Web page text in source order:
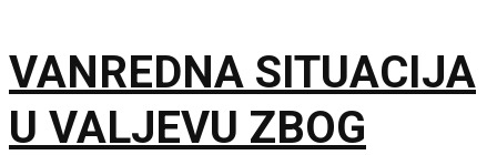
VANREDNA SITUACIJA
U VALJEVU ZBOG